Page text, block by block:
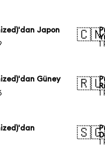
Japon
🇨🇳
1
Güney
🇷🇺
1
🇸🇬
1